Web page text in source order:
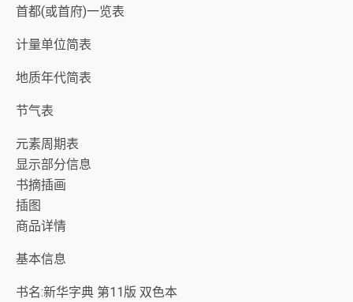
首都(或首府)一览表
计量单位简表
地质年代简表
节气表
元素周期表
显示部分信息
书摘插画
插图
商品详情
基本信息
书名:新华字典 第11版 双色本